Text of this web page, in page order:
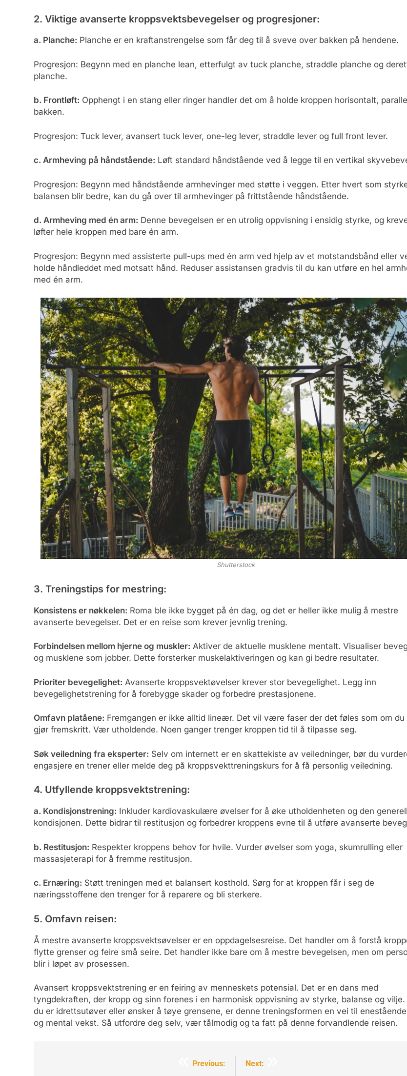
2. Viktige avanserte kroppsvektsbevegelser og progresjoner:
a. Planche: Planche er en kraftanstrengelse som får deg til å sveve over bakken på hendene.
Progresjon: Begynn med en planche lean, etterfulgt av tuck planche, straddle planche og
planche.
b. Frontløft: Opphengt i en stang eller ringer handler det om å holde kroppen horisontalt,
bakken.
Progresjon: Tuck lever, avansert tuck lever, one-leg lever, straddle lever og full front lever.
c. Armheving på håndstående: Løft standard håndstående ved å legge til en vertikal
Progresjon: Begynn med håndstående armhevinger med støtte i veggen. Etter hvert som
balansen blir bedre, kan du gå over til armhevinger på frittstående håndstående.
d. Armheving med én arm: Denne bevegelsen er en utrolig oppvisning i ensidig styrke, og
løfter hele kroppen med bare én arm.
Progresjon: Begynn med assisterte pull-ups med én arm ved hjelp av et motstandsbånd eller
holde håndleddet med motsatt hånd. Reduser assistansen gradvis til du kan utføre en hel
med én arm.
Shutterstock
3. Treningstips for mestring:
Konsistens er nøkkelen: Roma ble ikke bygget på én dag, og det er heller ikke mulig å mestre
avanserte bevegelser. Det er en reise som krever jevnlig trening.
Forbindelsen mellom hjerne og muskler: Aktiver de aktuelle musklene mentalt. Visualiser
og musklene som jobber. Dette forsterker muskelaktiveringen og kan gi bedre resultater.
Prioriter bevegelighet: Avanserte kroppsvektøvelser krever stor bevegelighet. Legg inn
bevegelighetstrening for å forebygge skader og forbedre prestasjonene.
Omfavn platåene: Fremgangen er ikke alltid lineær. Det vil være faser der det føles som om du
gjør fremskritt. Vær utholdende. Noen ganger trenger kroppen tid til å tilpasse seg.
Søk veiledning fra eksperter: Selv om internett er en skattekiste av veiledninger, bør du
engasjere en trener eller melde deg på kroppsvekttreningskurs for å få personlig veiledning.
4. Utfyllende kroppsvektstrening:
a. Kondisjonstrening: Inkluder kardiovaskulære øvelser for å øke utholdenheten og den
kondisjonen. Dette bidrar til restitusjon og forbedrer kroppens evne til å utføre avanserte
b. Restitusjon: Respekter kroppens behov for hvile. Vurder øvelser som yoga, skumrulling eller
massasjeterapi for å fremme restitusjon.
c. Ernæring: Støtt treningen med et balansert kosthold. Sørg for at kroppen får i seg de
næringsstoffene den trenger for å reparere og bli sterkere.
5. Omfavn reisen:
Å mestre avanserte kroppsvektsøvelser er en oppdagelsesreise. Det handler om å forstå
flytte grenser og feire små seire. Det handler ikke bare om å mestre bevegelsen, men om
blir i løpet av prosessen.
Avansert kroppsvektstrening er en feiring av menneskets potensial. Det er en dans med
tyngdekraften, der kropp og sinn forenes i en harmonisk oppvisning av styrke, balanse og vilje.
du er idrettsutøver eller ønsker å tøye grensene, er denne treningsformen en vei til
og mental vekst. Så utfordre deg selv, vær tålmodig og ta fatt på denne forvandlende reisen.
Previous: Next: